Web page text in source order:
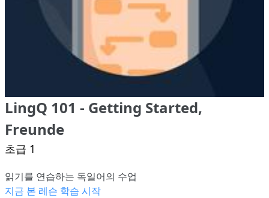
LingQ 101 - Getting Started,
Freunde
초급 1
읽기를 연습하는 독일어의 수업
지금 본 레슨 학습 시작